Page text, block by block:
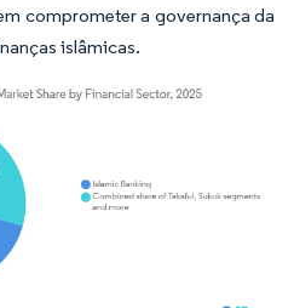
comprometer a governança da
islâmicas.